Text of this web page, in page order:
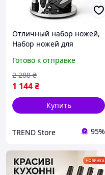
Отличный набор ножей,
Набор ножей для
Нержавеющий кухонный
нож, Товары для кухни
ножи MP-16
Готово к отправке
1 144₴
2 288 ₴
Купить
TREND Store 95%